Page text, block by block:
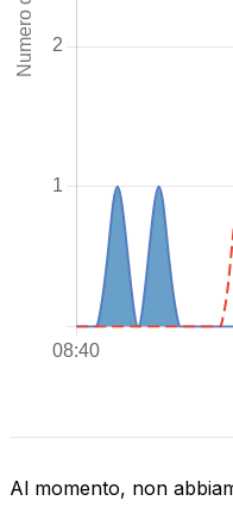
Al momento, non